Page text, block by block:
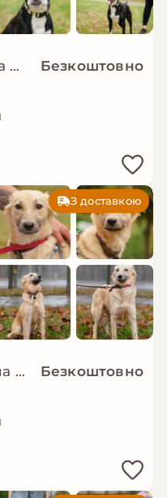
Метис боксера Булочка мріє про сімʼю!! Безкоштовно
З доставкою
Цуценя-підліток Верона в добрі руки! Безкоштовно